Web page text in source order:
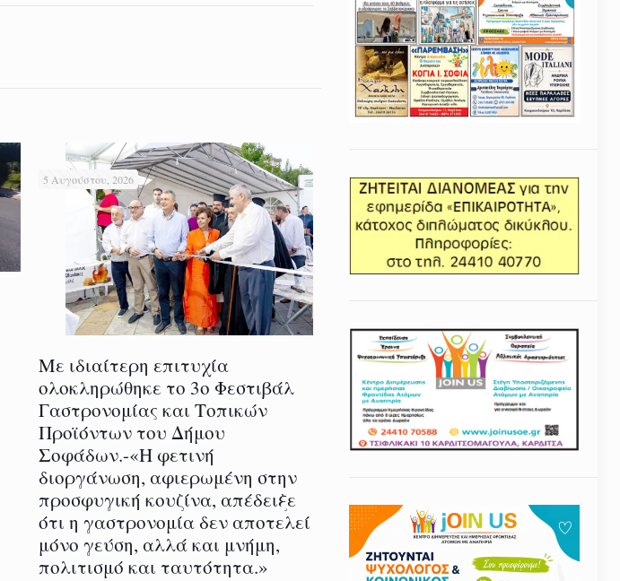
5 Αυγούστου, 2026
Με ιδιαίτερη επιτυχία
ολοκληρώθηκε το 3ο Φεστιβάλ
Γαστρονομίας και Τοπικών
Προϊόντων του Δήμου
Σοφάδων.-«Η φετινή
διοργάνωση, αφιερωμένη στην
προσφυγική κουζίνα, απέδειξε
ότι η γαστρονομία δεν αποτελεί
μόνο γεύση, αλλά και μνήμη,
πολιτισμό και ταυτότητα.»